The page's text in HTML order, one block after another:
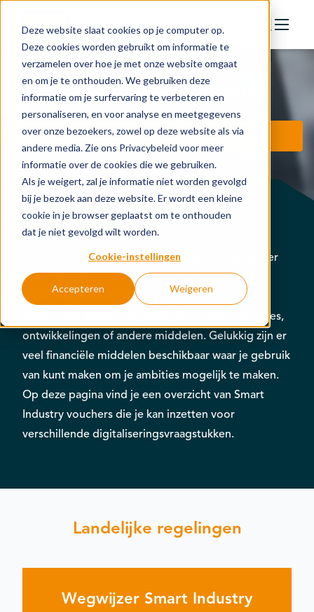
Deze website slaat cookies op je computer op.
Deze cookies worden gebruikt om informatie te
verzamelen over hoe je met onze website omgaat
en om je te onthouden. We gebruiken deze
informatie om je surfervaring te verbeteren en
personaliseren, en voor analyse en meetgegevens
over onze bezoekers, zowel op deze website als via
andere media. Zie ons Privacybeleid voor meer
informatie over de cookies die we gebruiken.
Als je weigert, zal je informatie niet worden gevolgd
bij je bezoek aan deze website. Er wordt een kleine
cookie in je browser geplaatst om te onthouden
dat je niet gevolgd wilt worden.
Cookie-instellingen
Accepteren Weigeren
Actie
Doelstellingen
Groeipaden
Actuele onderwerpen
Financiering
Nieuws
In de regio
Over organisatie
Contact
Kalender
Voucherregelingen
Vraag een adviesgesprek aan
Vouchers
Wil jij aan de slag met digitalisering en zoek je hier
financiële steun voor? Om als onderneming te
kunnen digitaliseren en innoveren, is er vaak een
behoorlijke investering nodig in mensen, machines,
ontwikkelingen of andere middelen. Gelukkig zijn er
veel financiële middelen beschikbaar waar je gebruik
van kunt maken om je ambities mogelijk te maken.
Op deze pagina vind je een overzicht van Smart
Industry vouchers die je kan inzetten voor
verschillende digitaliseringsvraagstukken.
Landelijke regelingen
Wegwijzer Smart Industry